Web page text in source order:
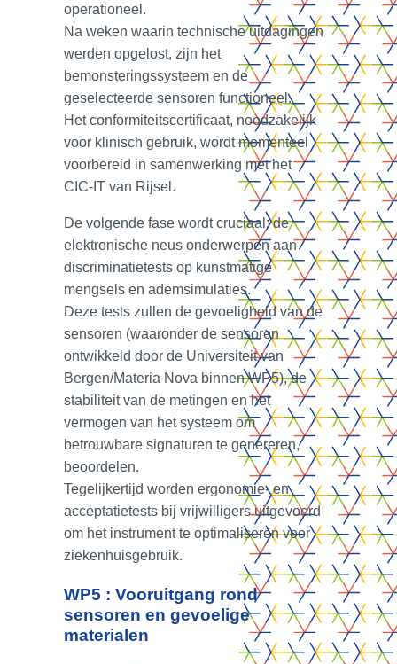
operationeel.
Na weken waarin technische uitdagingen
werden opgelost, zijn het
bemonsteringssysteem en de
geselecteerde sensoren functioneel.
Het conformiteitscertificaat, noodzakelijk
voor klinisch gebruik, wordt momenteel
voorbereid in samenwerking met het
CIC‑IT van Rijsel.
De volgende fase wordt cruciaal: de
elektronische neus onderwerpen aan
discriminatietests op kunstmatige
mengsels en ademsimulaties.
Deze tests zullen de gevoeligheid van de
sensoren (waaronder de sensoren
ontwikkeld door de Universiteit van
Bergen/Materia Nova binnen WP5), de
stabiliteit van de metingen en het
vermogen van het systeem om
betrouwbare signaturen te genereren,
beoordelen.
Tegelijkertijd worden ergonomie‑ en
acceptatietests bij vrijwilligers uitgevoerd
om het instrument te optimaliseren voor
ziekenhuisgebruik.
WP5 : Vooruitgang rond
sensoren en gevoelige
materialen